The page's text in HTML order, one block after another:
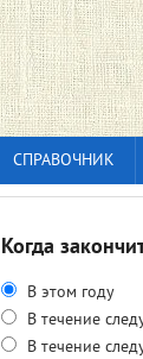
СПРАВОЧНИК
Когда
В этом году
В течение
В течение